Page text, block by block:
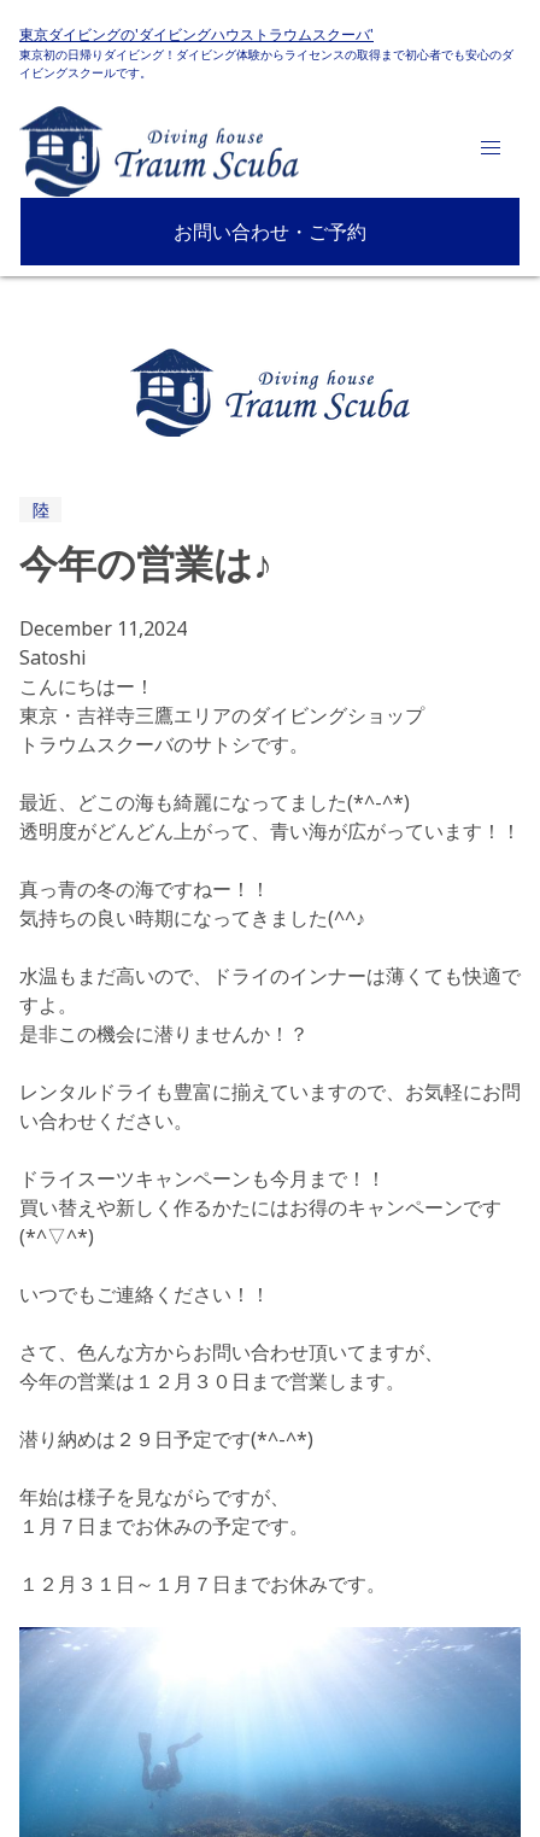
東京ダイビングの'ダイビングハウストラウムスクーバ'
東京初の日帰りダイビング！ダイビング体験からライセンスの取得まで初心者でも安心のダ
イビングスクールです。
お問い合わせ・ご予約
陸
今年の営業は♪
December 11,2024
Satoshi
こんにちはー！
東京・吉祥寺三鷹エリアのダイビングショップ
トラウムスクーバのサトシです。
最近、どこの海も綺麗になってました(*^-^*)
透明度がどんどん上がって、青い海が広がっています！！
真っ青の冬の海ですねー！！
気持ちの良い時期になってきました(^^♪
水温もまだ高いので、ドライのインナーは薄くても快適で
すよ。
是非この機会に潜りませんか！？
レンタルドライも豊富に揃えていますので、お気軽にお問
い合わせください。
ドライスーツキャンペーンも今月まで！！
買い替えや新しく作るかたにはお得のキャンペーンです
(*^▽^*)
いつでもご連絡ください！！
さて、色んな方からお問い合わせ頂いてますが、
今年の営業は１２月３０日まで営業します。
潜り納めは２９日予定です(*^-^*)
年始は様子を見ながらですが、
１月７日までお休みの予定です。
１２月３１日～１月７日までお休みです。